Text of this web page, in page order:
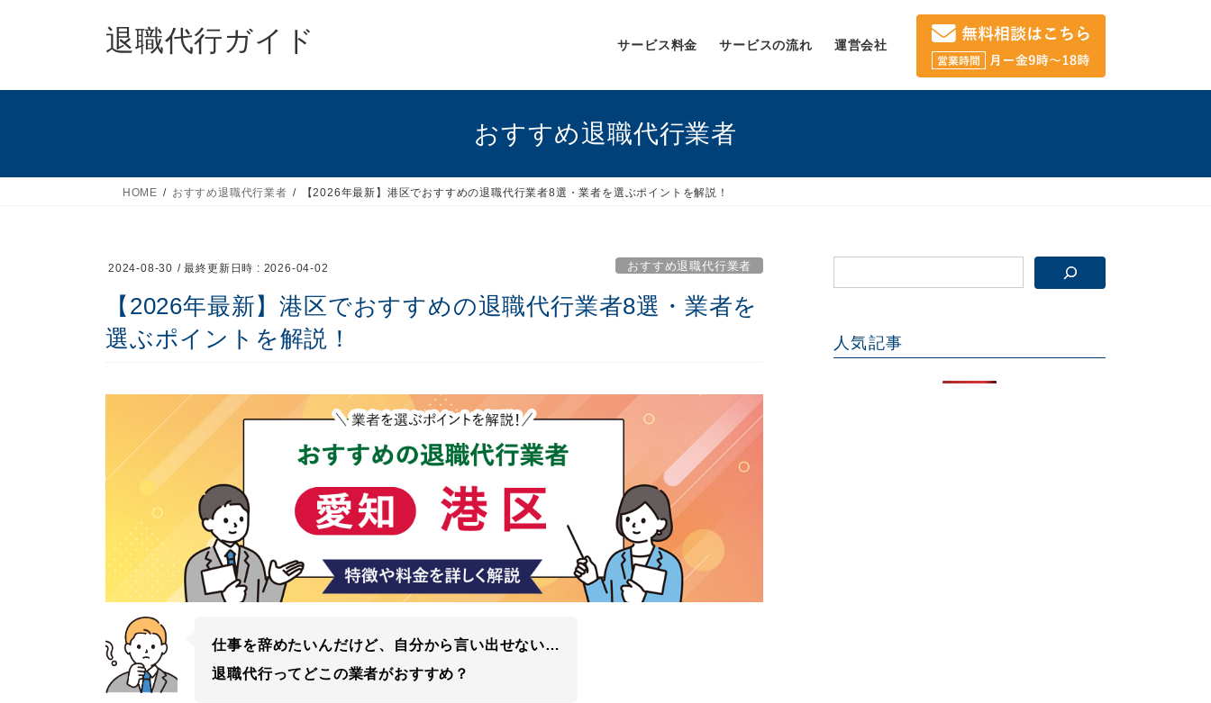
ッ
移
退職代行ガイド サービス料金 サービスの流れ 運営会社
おすすめ退職代行業者
HOME おすすめ退職代行業者 【2026年最新】港区でおすすめの退職代行業者8選・業者を選ぶポイントを解説！
2024-08-30 / 最終更新日時 : 2026-04-02 おすすめ退職代行業者
【2026年最新】港区でおすすめの退職代行業者8選・業者を
選ぶポイントを解説！
仕事を辞めたいんだけど、自分から言い出せない…
退職代行ってどこの業者がおすすめ？
人気記事